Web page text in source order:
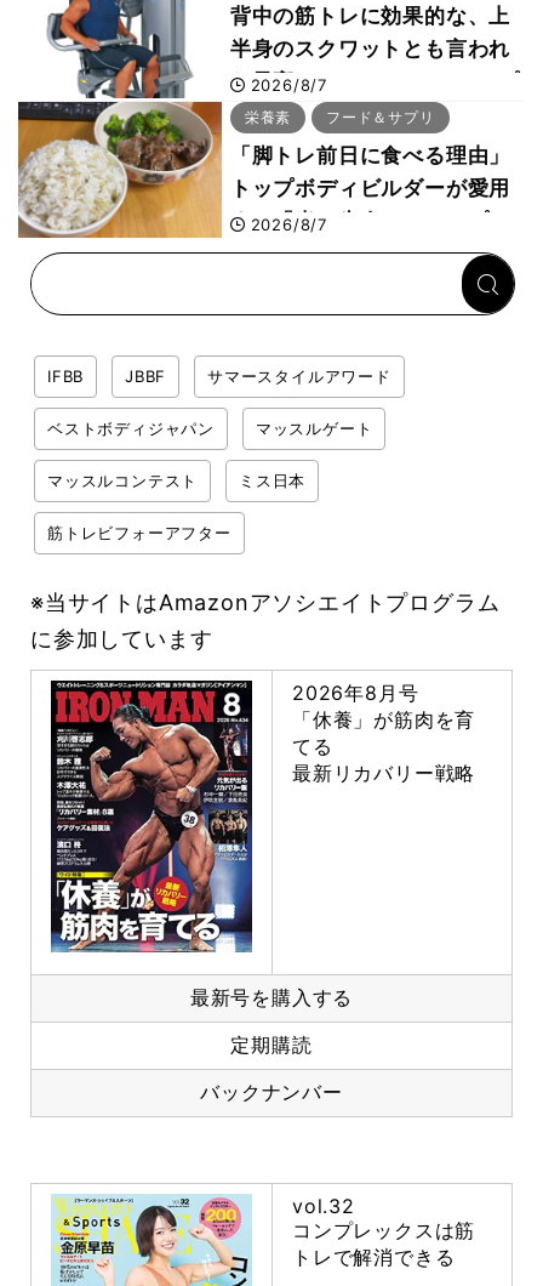
背中の筋トレに効果的な、上
半身のスクワットとも言われ
た最高マシン“ノーチラス・プ
ルオーバーマシン”とは？
2026/8/7
栄養素 フード＆サプリ
「脚トレ前日に食べる理由」
トップボディビルダーが愛用
する「米＋牛肉」のシンプル
回復メシとは？
2026/8/7
IFBB JBBF サマースタイルアワード
ベストボディジャパン マッスルゲート
マッスルコンテスト ミス日本
筋トレビフォーアフター
※当サイトはAmazonアソシエイトプログラム
に参加しています
2026年8月号
「休養」が筋肉を育
てる
最新リカバリー戦略
最新号を購入する
定期購読
バックナンバー
vol.32
コンプレックスは筋
トレで解消できる